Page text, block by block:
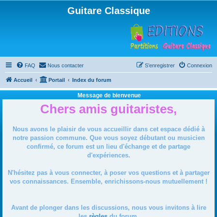
Guitare Classique
FAQ Nous contacter Connexion
S’enregistrer
Accueil Portail Index du forum
Message de bienvenue
Chers amis guitaristes,
Nous avons le plaisir de vous accueillir dans cet espace dédié à
notre passion commune. Que vous soyez débutant ou musicien
confirmé, ce forum est un lieu d'échange et de partage
d'expériences.
N'hésitez pas à vous connecter, à poser vos questions et à partager
vos connaissances. Ensemble, enrichissons-nous mutuellement !
Avant de plonger dans les discussions, nous vous invitons à lire